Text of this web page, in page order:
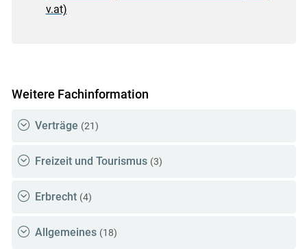
v.at)
Weitere Fachinformation
Verträge (21)
Freizeit und Tourismus (3)
Erbrecht (4)
Allgemeines (18)